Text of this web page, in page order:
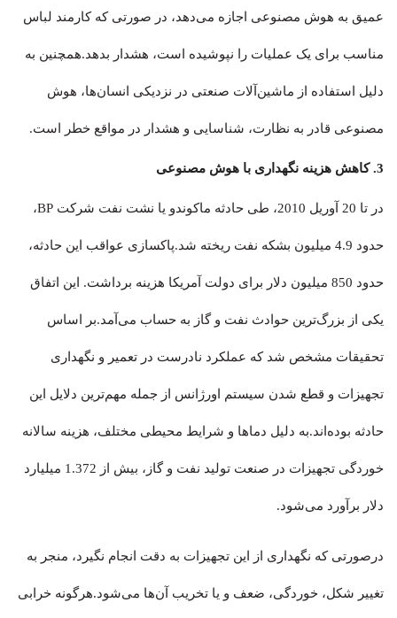
عمیق به هوش مصنوعی اجازه می‌دهد، در صورتی که کارمند لباس
مناسب برای یک عملیات را نپوشیده است، هشدار بدهد.همچنین به
دلیل استفاده از ماشین‌آلات صنعتی در نزدیکی انسان‌ها، هوش
مصنوعی قادر به نظارت، شناسایی و هشدار در مواقع خطر است.
3. کاهش هزینه نگهداری با هوش مصنوعی
در تا 20 آوریل 2010، طی حادثه ماکوندو یا نشت نفت شرکت BP،
حدود 4.9 میلیون بشکه نفت ریخته شد.پاکسازی عواقب این حادثه،
حدود 850 میلیون دلار برای دولت آمریکا هزینه برداشت. این اتفاق
یکی از بزرگ‌ترین حوادث نفت و گاز به حساب می‌آمد.بر اساس
تحقیقات مشخص شد که عملکرد نادرست در تعمیر و نگهداری
تجهیزات و قطع شدن سیستم اورژانس از جمله مهم‌ترین دلایل این
حادثه بوده‌اند.به دلیل دماها و شرایط محیطی مختلف، هزینه سالانه
خوردگی تجهیزات در صنعت تولید نفت و گاز، بیش از 1.372 میلیارد
دلار برآورد می‌شود.
درصورتی که نگهداری از این تجهیزات به دقت انجام نگیرد، منجر به
تغییر شکل، خوردگی، ضعف و یا تخریب آن‌ها می‌شود.هرگونه خرابی